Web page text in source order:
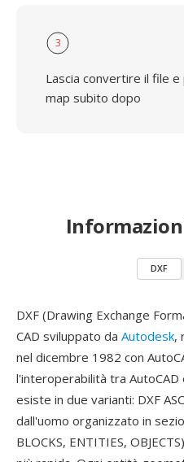
3
Lascia convertire il file
map subito dopo
DXF
DXF (Drawing Exchange
CAD sviluppato da Autodesk,
nel dicembre 1982 con
l'interoperabilità tra
esiste in due varianti: DXF
dall'uomo organizzato in
BLOCKS, ENTITIES,